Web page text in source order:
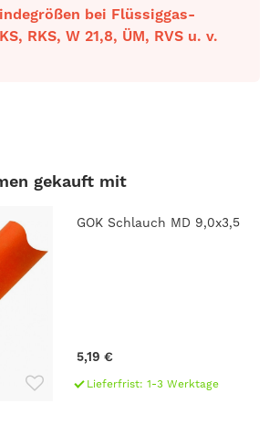
bei Flüssiggas-
RKS, W 21,8, ÜM, RVS u. v.
gekauft mit
GOK Schlauch MD 9,0x3,5
5,19 €
Lieferfrist: 1-3 Werktage